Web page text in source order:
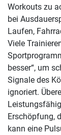
Workouts zu
bei
Laufen,
Viele
besser“, um
Signale des
ignoriert.
Erschöpfung,
kann eine